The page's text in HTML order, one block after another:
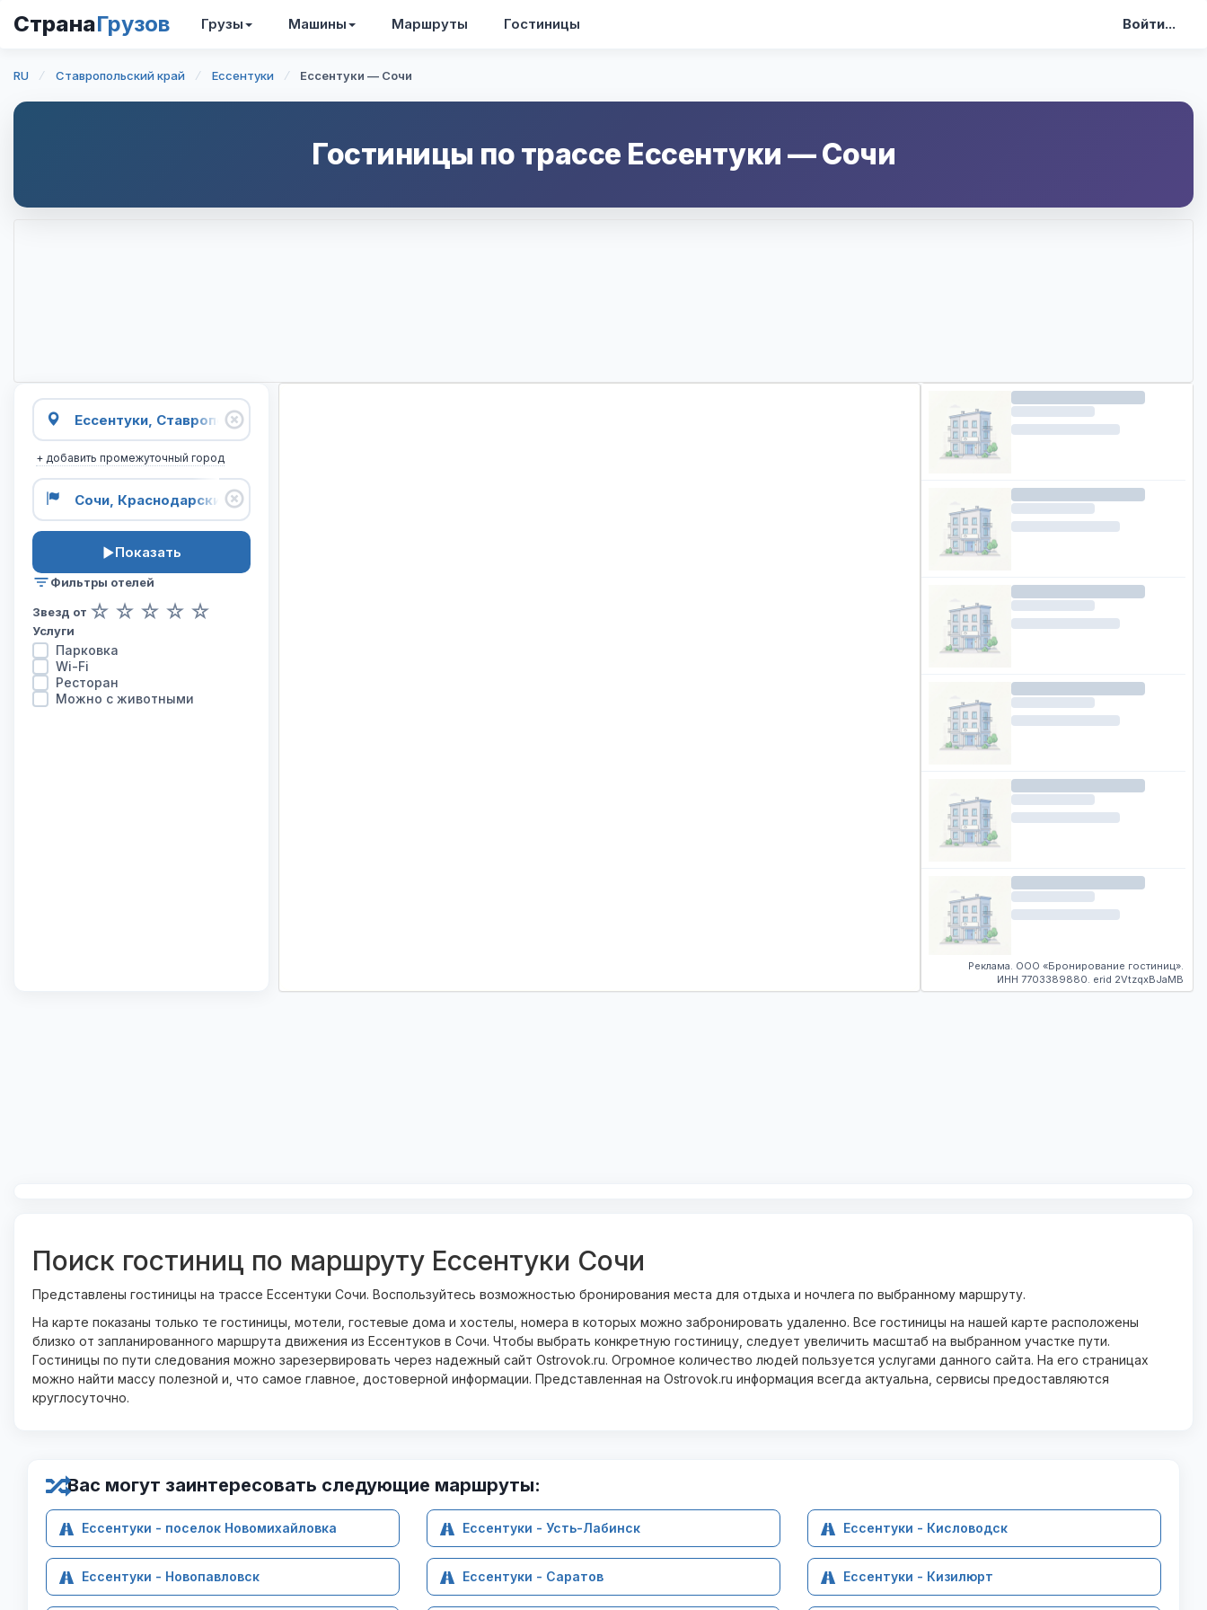
СтранаГрузов Грузы Машины Маршруты Гостиницы Войти...
RU Ставропольский край Ессентуки Ессентуки — Сочи
Гостиницы по трассе Ессентуки —Сочи
+ добавить промежуточный город
Показать
Фильтры отелей
Звезд от ☆ ☆ ☆ ☆ ☆
Услуги
Парковка
Wi-Fi
Ресторан
Можно с животными
Реклама. ООО «Бронирование гостиниц».
ИНН 7703389880. erid 2VtzqxBJaMB
Поиск гостиниц по маршруту Ессентуки Сочи
Представлены гостиницы на трассе Ессентуки Сочи. Воспользуйтесь возможностью бронирования места для отдыха и ночлега по выбранному маршруту.
На карте показаны только те гостиницы, мотели, гостевые дома и хостелы, номера в которых можно забронировать удаленно. Все гостиницы на нашей карте расположены
близко от запланированного маршрута движения из Ессентуков в Сочи. Чтобы выбрать конкретную гостиницу, следует увеличить масштаб на выбранном участке пути.
Гостиницы по пути следования можно зарезервировать через надежный сайт Ostrovok.ru. Огромное количество людей пользуется услугами данного сайта. На его страницах
можно найти массу полезной и, что самое главное, достоверной информации. Представленная на Ostrovok.ru информация всегда актуальна, сервисы предоставляются
круглосуточно.
Вас могут заинтересовать следующие маршруты:
Ессентуки - поселок Новомихайловка Ессентуки - Усть-Лабинск Ессентуки - Кисловодск
Ессентуки - Новопавловск Ессентуки - Саратов Ессентуки - Кизилюрт